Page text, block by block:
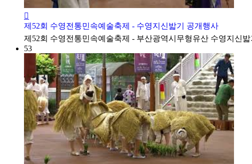
제52회 수영전통민속예술축제 - 수영지신밟기 공개행사
제52회 수영전통민속예술축제 - 부산광역시무형유산 수영지신
53